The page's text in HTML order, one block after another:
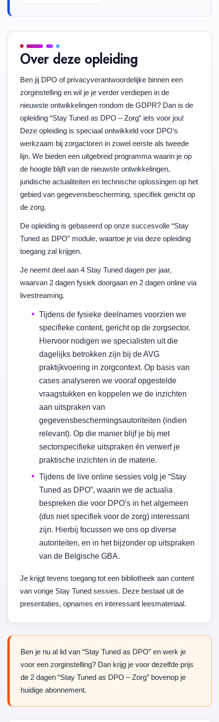
Over deze opleiding
Ben jij DPO of privacyverantwoordelijke binnen een
zorginstelling en wil je je verder verdiepen in de
nieuwste ontwikkelingen rondom de GDPR? Dan is de
opleiding “Stay Tuned as DPO – Zorg” iets voor jou!
Deze opleiding is speciaal ontwikkeld voor DPO’s
werkzaam bij zorgactoren in zowel eerste als tweede
lijn. We bieden een uitgebreid programma waarin je op
de hoogte blijft van de nieuwste ontwikkelingen,
juridische actualiteiten en technische oplossingen op het
gebied van gegevensbescherming, specifiek gericht op
de zorg.
De opleiding is gebaseerd op onze succesvolle “Stay
Tuned as DPO” module, waartoe je via deze opleiding
toegang zal krijgen.
Je neemt deel aan 4 Stay Tuned dagen per jaar,
waarvan 2 dagen fysiek doorgaan en 2 dagen online via
livestreaming.
Tijdens de fysieke deelnames voorzien we
specifieke content, gericht op de zorgsector.
Hiervoor nodigen we specialisten uit die
dagelijks betrokken zijn bij de AVG
praktijkvoering in zorgcontext. Op basis van
cases analyseren we vooraf opgestelde
vraagstukken en koppelen we de inzichten
aan uitspraken van
gegevensbeschermingsautoriteiten (indien
relevant). Op die manier blijf je bij met
sectorspecifieke uitspraken én verwerf je
praktische inzichten in de materie.
Tijdens de live online sessies volg je “Stay
Tuned as DPO”, waarin we de actualia
bespreken die voor DPO’s in het algemeen
(dus niet specifiek voor de zorg) interessant
zijn. Hierbij focussen we ons op diverse
autoriteiten, en in het bijzonder op uitspraken
van de Belgische GBA.
Je krijgt tevens toegang tot een bibliotheek aan content
van vorige Stay Tuned sessies. Deze bestaat uit de
presentaties, opnames en interessant leesmateriaal.
Ben je nu al lid van “Stay Tuned as DPO” en werk je
voor een zorginstelling? Dan krijg je voor dezelfde prijs
de 2 dagen “Stay Tuned as DPO – Zorg” bovenop je
huidige abonnement.